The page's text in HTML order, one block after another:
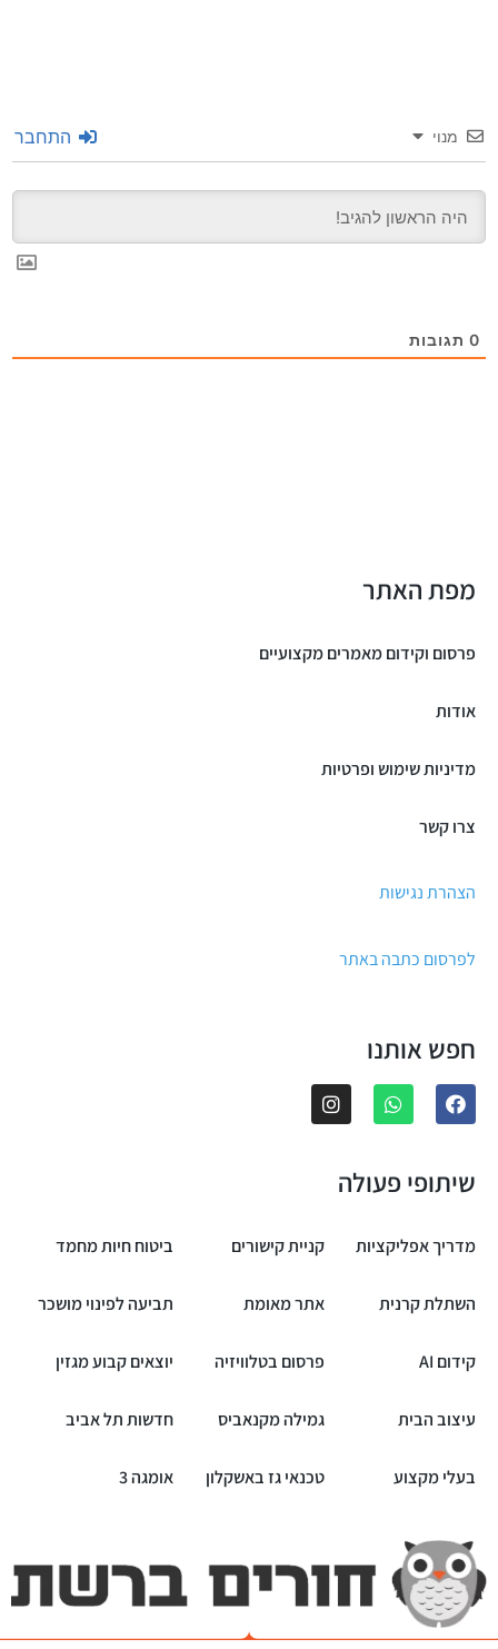
מנוי התחבר
0תגובות
מפת האתר
פרסום וקידום מאמרים מקצועיים
אודות
מדיניות שימוש ופרטיות
צרו קשר
הצהרת נגישות
לפרסום כתבה באתר
חפש אותנו
שיתופי פעולה
מדריך אפליקציות קניית קישורים ביטוח חיות מחמד
השתלת קרנית אתר מאומת תביעה לפינוי מושכר
קידום AI פרסום בטלוויזיה יוצאים קבוע מגזין
עיצוב הבית גמילה מקנאביס חדשות תל אביב
בעלי מקצוע טכנאי גז באשקלון אומגה 3